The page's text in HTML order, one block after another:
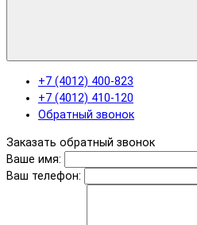
+7 (4012) 400-823
+7 (4012) 410-120
Обратный звонок
Заказать обратный звонок
Ваше имя:
Ваш телефон: